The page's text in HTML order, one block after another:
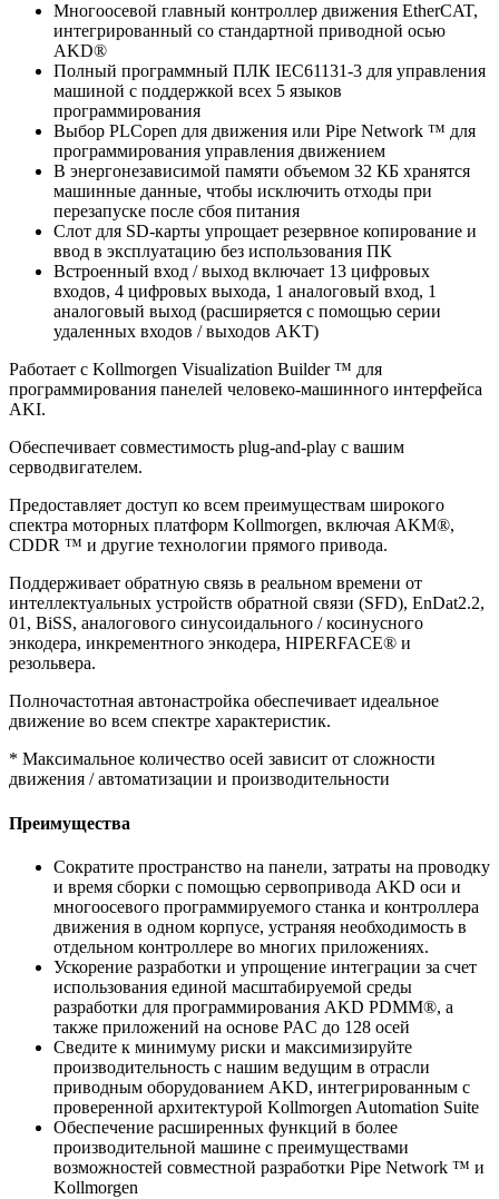
Многоосевой главный контроллер движения EtherCAT,
интегрированный со стандартной приводной осью
AKD®
Полный программный ПЛК IEC61131-3 для управления
машиной с поддержкой всех 5 языков
программирования
Выбор PLCopen для движения или Pipe Network ™ для
программирования управления движением
В энергонезависимой памяти объемом 32 КБ хранятся
машинные данные, чтобы исключить отходы при
перезапуске после сбоя питания
Слот для SD-карты упрощает резервное копирование и
ввод в эксплуатацию без использования ПК
Встроенный вход / выход включает 13 цифровых
входов, 4 цифровых выхода, 1 аналоговый вход, 1
аналоговый выход (расширяется с помощью серии
удаленных входов / выходов AKT)
Работает с Kollmorgen Visualization Builder ™ для
программирования панелей человеко-машинного интерфейса
AKI.
Обеспечивает совместимость plug-and-play с вашим
серводвигателем.
Предоставляет доступ ко всем преимуществам широкого
спектра моторных платформ Kollmorgen, включая AKM®,
CDDR ™ и другие технологии прямого привода.
Поддерживает обратную связь в реальном времени от
интеллектуальных устройств обратной связи (SFD), EnDat2.2,
01, BiSS, аналогового синусоидального / косинусного
энкодера, инкрементного энкодера, HIPERFACE® и
резольвера.
Полночастотная автонастройка обеспечивает идеальное
движение во всем спектре характеристик.
* Максимальное количество осей зависит от сложности
движения / автоматизации и производительности
Преимущества
Сократите пространство на панели, затраты на проводку
и время сборки с помощью сервопривода AKD оси и
многоосевого программируемого станка и контроллера
движения в одном корпусе, устраняя необходимость в
отдельном контроллере во многих приложениях.
Ускорение разработки и упрощение интеграции за счет
использования единой масштабируемой среды
разработки для программирования AKD PDMM®, а
также приложений на основе PAC до 128 осей
Сведите к минимуму риски и максимизируйте
производительность с нашим ведущим в отрасли
приводным оборудованием AKD, интегрированным с
проверенной архитектурой Kollmorgen Automation Suite
Обеспечение расширенных функций в более
производительной машине с преимуществами
возможностей совместной разработки Pipe Network ™ и
Kollmorgen